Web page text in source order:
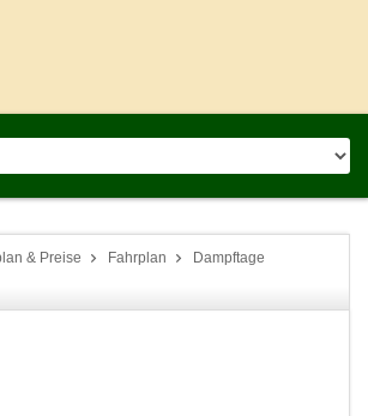
& Preise Fahrplan
Dampftage